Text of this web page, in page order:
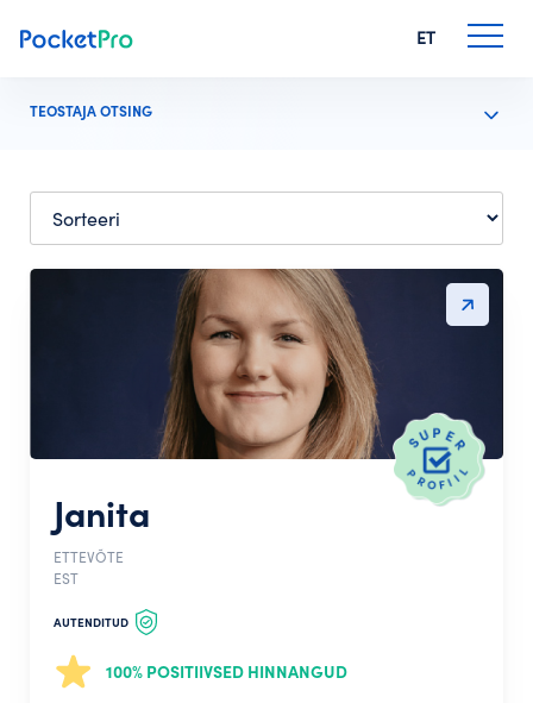
ET
TEOSTAJA OTSING
Janita
ETTEVÕTE
EST
AUTENDITUD
100% POSITIIVSED HINNANGUD